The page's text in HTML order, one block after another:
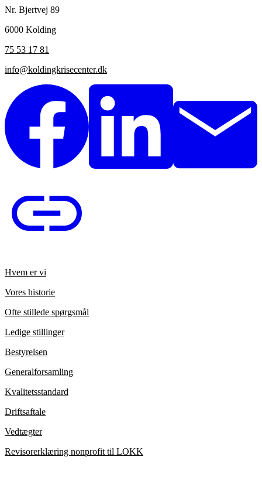
Nr. Bjertvej 89
6000 Kolding
75 53 17 81
info@koldingkrisecenter.dk
Hvem er vi
Vores historie
Ofte stillede spørgsmål
Ledige stillinger
Bestyrelsen
Generalforsamling
Kvalitetsstandard
Driftsaftale
Vedtægter
Revisorerklæring nonprofit til LOKK